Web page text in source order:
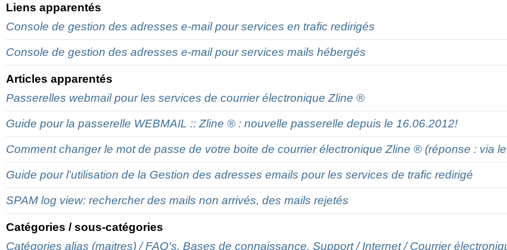
Liens apparentés
Console de gestion des adresses e-mail pour services en trafic redirigés
Console de gestion des adresses e-mail pour services mails hébergés
Articles apparentés
Passerelles webmail pour les services de courrier électronique Zline ®
Guide pour la passerelle WEBMAIL :: Zline ® : nouvelle passerelle depuis le 16.06.2012!
Comment changer le mot de passe de votre boite de courrier électronique Zline ® (réponse : via
Guide pour l'utilisation de la Gestion des adresses emails pour les services de trafic redirigé
SPAM log view: rechercher des mails non arrivés, des mails rejetés
Catégories / sous-catégories
Catégories alias (maitres) / FAQ's, Bases de connaissance, Support / Internet / Courrier